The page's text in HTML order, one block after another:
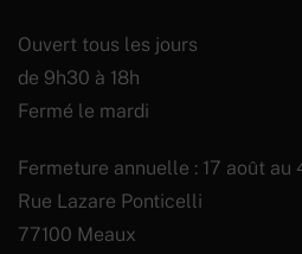
Ouvert tous les jours
de 9h30 à 18h
Fermé le mardi
Fermeture annuelle : 17 août au
Rue Lazare Ponticelli
77100 Meaux